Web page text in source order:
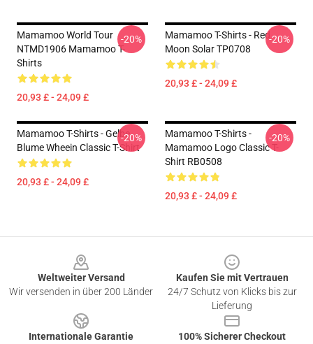
Mamamoo World Tour
NTMD1906 Mamamoo T-
Shirts
20,93 £ - 24,09 £
-20%
Mamamoo T-Shirts - Red
Moon Solar TP0708
20,93 £ - 24,09 £
-20%
Mamamoo T-Shirts - Gelbe
Blume Wheein Classic T-Shirt
20,93 £ - 24,09 £
-20%
Mamamoo T-Shirts -
Mamamoo Logo Classic T-
Shirt RB0508
20,93 £ - 24,09 £
-20%
Weltweiter Versand
Wir versenden in über 200 Länder
Kaufen Sie mit Vertrauen
24/7 Schutz von Klicks bis zur
Lieferung
Internationale Garantie
100% Sicherer Checkout